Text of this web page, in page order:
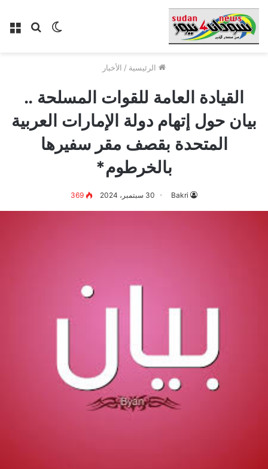
بحث الوضع
الرئيسية / الأخبار
القيادة العامة للقوات المسلحة ..
بيان حول إتهام دولة الإمارات العربية
المتحدة بقصف مقر سفيرها
بالخرطوم*
Bakri 30 سبتمبر، 2024 369